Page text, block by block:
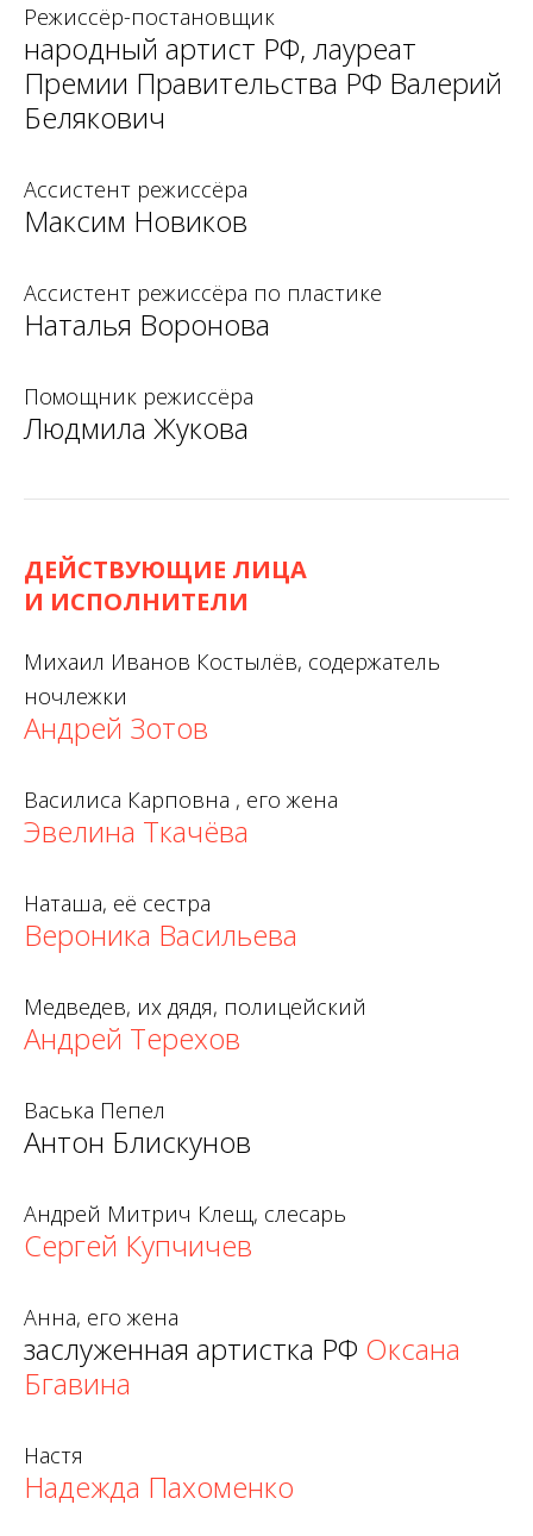
Режиссёр-постановщик
народный артист РФ, лауреат
Премии Правительства РФ Валерий
Белякович
Ассистент режиссёра
Максим Новиков
Ассистент режиссёра по пластике
Наталья Воронова
Помощник режиссёра
Людмила Жукова
ДЕЙСТВУЮЩИЕ ЛИЦА
И ИСПОЛНИТЕЛИ
Михаил Иванов Костылёв, содержатель
ночлежки
Андрей Зотов
Василиса Карповна , его жена
Эвелина Ткачёва
Наташа, её сестра
Вероника Васильева
Медведев, их дядя, полицейский
Андрей Терехов
Васька Пепел
Антон Блискунов
Андрей Митрич Клещ, слесарь
Сергей Купчичев
Анна, его жена
заслуженная артистка РФ Оксана
Бгавина
Настя
Надежда Пахоменко